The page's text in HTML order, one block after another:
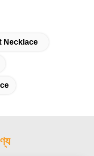
Necklace